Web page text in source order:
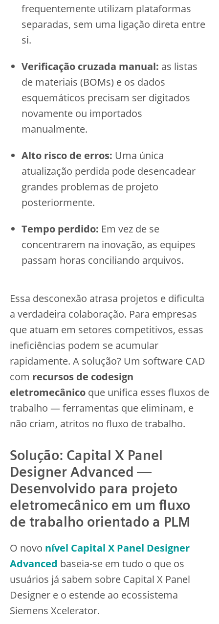
frequentemente utilizam plataformas
separadas, sem uma ligação direta entre
si.
Verificação cruzada manual: as listas
de materiais (BOMs) e os dados
esquemáticos precisam ser digitados
novamente ou importados
manualmente.
Alto risco de erros: Uma única
atualização perdida pode desencadear
grandes problemas de projeto
posteriormente.
Tempo perdido: Em vez de se
concentrarem na inovação, as equipes
passam horas conciliando arquivos.
Essa desconexão atrasa projetos e dificulta
a verdadeira colaboração. Para empresas
que atuam em setores competitivos, essas
ineficiências podem se acumular
rapidamente. A solução? Um software CAD
com recursos de codesign
eletromecânico que unifica esses fluxos de
trabalho — ferramentas que eliminam, e
não criam, atritos no fluxo de trabalho.
Solução: Capital X Panel
Designer Advanced —
Desenvolvido para projeto
eletromecânico em um fluxo
de trabalho orientado a PLM
O novo nível Capital X Panel Designer
Advanced baseia-se em tudo o que os
usuários já sabem sobre Capital X Panel
Designer e o estende ao ecossistema
Siemens Xcelerator.